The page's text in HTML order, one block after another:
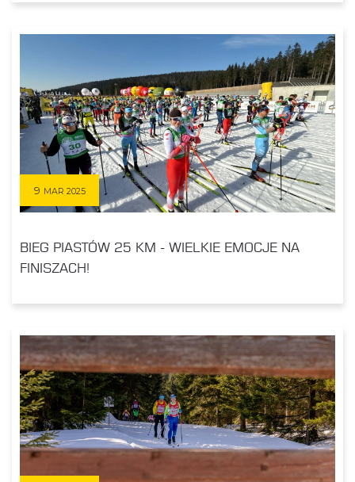
9 MAR 2025
BIEG PIASTÓW 25 KM - WIELKIE EMOCJE NA
FINISZACH!